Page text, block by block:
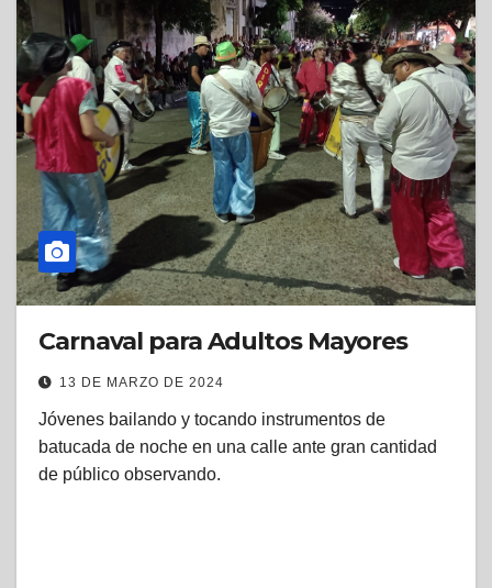
Carnaval para Adultos Mayores
13 DE MARZO DE 2024
Jóvenes bailando y tocando instrumentos de
batucada de noche en una calle ante gran cantidad
de público observando.